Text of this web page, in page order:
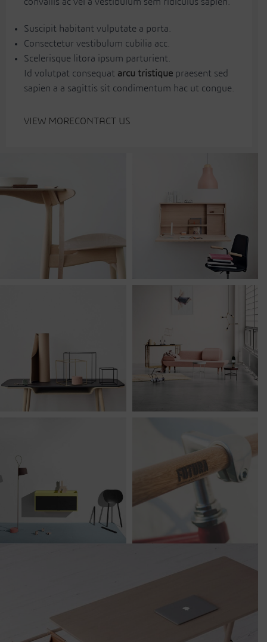
Suscipit habitant vulputate a porta.
Consectetur vestibulum cubilia acc.
Scelerisque litora ipsum parturient.
Id volutpat consequat arcu tristique praesent sed
sapien a a sagittis sit condimentum hac ut congue.
VIEW MORECONTACT US